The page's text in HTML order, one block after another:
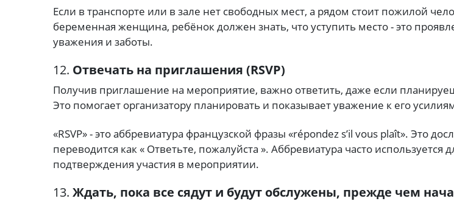
Если в транспорте или в зале нет свободных мест, а рядом стоит пожилой
беременная женщина, ребёнок должен знать, что уступить место - это
уважения и заботы.
12. Отвечать на приглашения (RSVP)
Получив приглашение на мероприятие, важно ответить, даже если
Это помогает организатору планировать и показывает уважение к его
«RSVP» - это аббревиатура французской фразы «répondez s’il vous plaît». Это
переводится как « Ответьте, пожалуйста ». Аббревиатура часто используется
подтверждения участия в мероприятии.
13. Ждать, пока все сядут и будут обслужены, прежде чем